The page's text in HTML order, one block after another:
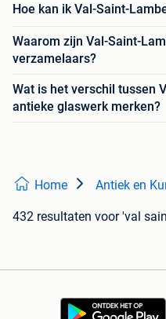
Hoe kan ik Val-Saint-
Waarom zijn Val-Saint-
verzamelaars?
Wat is het verschil tussen
antieke glaswerk merken?
Home Antiek en
432 resultaten voor 'val